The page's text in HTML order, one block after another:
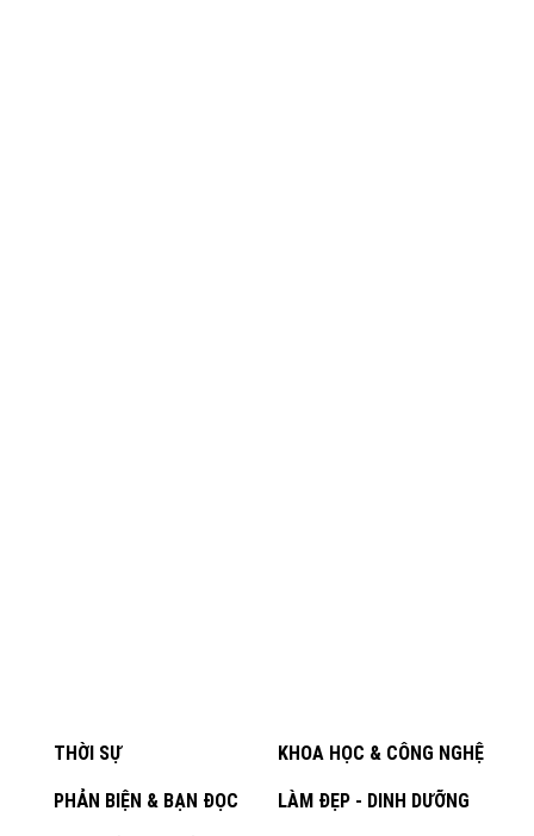
THỜI SỰ KHOA HỌC & CÔNG NGHỆ
PHẢN BIỆN & BẠN ĐỌC LÀM ĐẸP - DINH DƯỠNG